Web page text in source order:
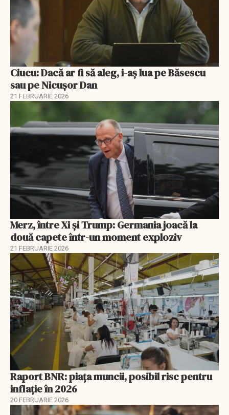
Ciucu: Dacă ar fi să aleg, i-aș lua pe Băsescu
sau pe Nicușor Dan
21 FEBRUARIE 2026
Merz, între Xi și Trump: Germania joacă la
două capete într-un moment exploziv
21 FEBRUARIE 2026
Raport BNR: piața muncii, posibil risc pentru
inflație în 2026
20 FEBRUARIE 2026